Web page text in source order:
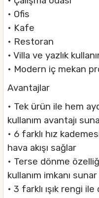
• Ofis
• Kafe
• Restoran
• Villa ve yazlık
• Modern iç mekan
Avantajlar
• Tek ürün ile hem
kullanım avantajı
• 6 farklı hız
hava akışı sağlar
• Terse dönme
kullanım imkanı sunar
• 3 farklı ışık rengi